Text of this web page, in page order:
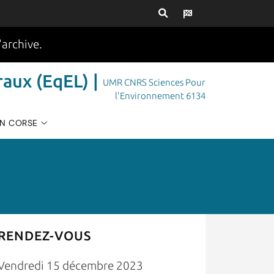
(EqEL) |
UMR CNRS Sciences Pour
l'Environnement 6134
CORSE
VOUS
15 décembre 2023